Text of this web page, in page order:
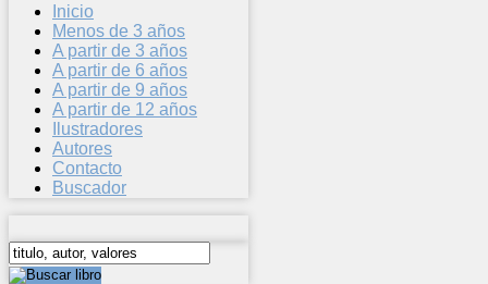
Inicio
Menos de 3 años
A partir de 3 años
A partir de 6 años
A partir de 9 años
A partir de 12 años
Ilustradores
Autores
Contacto
Buscador